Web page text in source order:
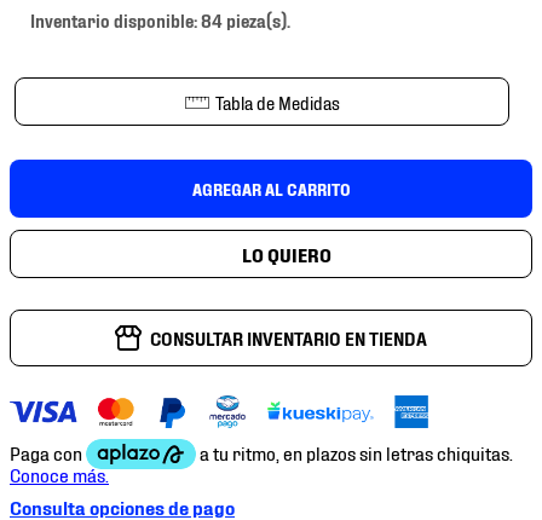
Inventario disponible: 84 pieza(s).
Tabla de Medidas
AGREGAR AL CARRITO
CONSULTAR INVENTARIO EN TIENDA
Consulta opciones de pago
7.
chivas